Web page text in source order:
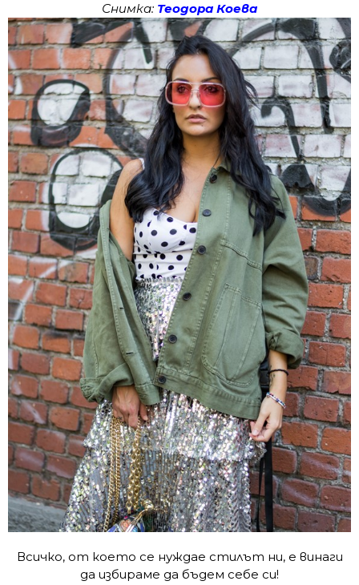
Снимка: Теодора Коева
Всичко, от което се нуждае стилът ни, е винаги
да избираме да бъдем себе си!